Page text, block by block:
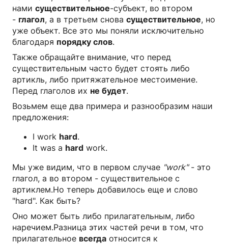
нами существительное-субъект, во втором
- глагол, а в третьем снова существительное, но
уже объект. Все это мы поняли исключительно
благодаря порядку слов.
Также обращайте внимание, что перед
существительным часто будет стоять либо
артикль, либо притяжательное местоимение.
Перед глаголов их не будет.
Возьмем еще два примера и разнообразим наши
предложения:
I work hard.
It was a hard work.
Мы уже видим, что в первом случае "work"- это
глагол, а во втором - существительное с
артиклем.Но теперь добавилось еще и слово
"hard". Как быть?
Оно может быть либо прилагательным, либо
наречием.Разница этих частей речи в том, что
прилагательное всегда относится к